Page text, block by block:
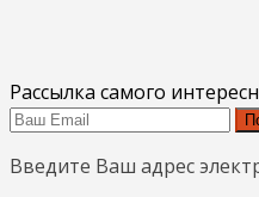
Рассылка самого
Введите Ваш адрес